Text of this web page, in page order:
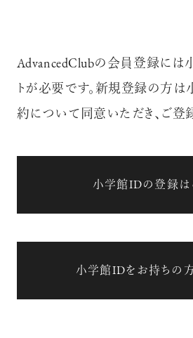
AdvancedClubの会員登録には
トが必要です。新規登録の方
約について同意いただき、ご登
小学館IDの登録は
小学館IDをお持ちの